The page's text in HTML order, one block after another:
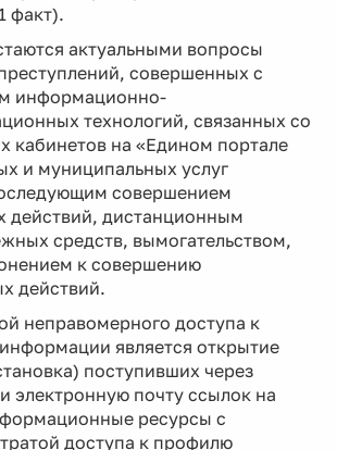
факт).
актуальными вопросы
совершенных с
информационно-
технологий, связанных со
кабинетов на «Едином портале
и муниципальных услуг
совершением
действий, дистанционным
средств, вымогательством,
к совершению
действий.
неправомерного доступа к
является открытие
поступивших через
электронную почту ссылок на
ресурсы с
доступа к профилю